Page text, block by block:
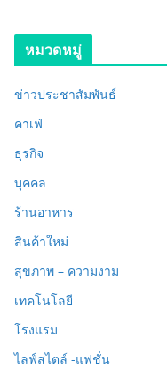
หมวดหมู่
ข่าวประชาสัมพันธ์
คาเฟ่
ธุรกิจ
บุคคล
ร้านอาหาร
สินค้าใหม่
สุขภาพ – ความงาม
เทคโนโลยี
โรงแรม
ไลฟ์สไตล์ -แฟชั่น